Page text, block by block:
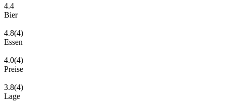
4.4
Bier
4.8(4)
Essen
4.0(4)
Preise
3.8(4)
Lage